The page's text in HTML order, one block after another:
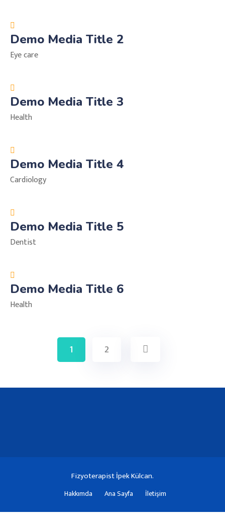
Demo Media Title 2
Eye care
Demo Media Title 3
Health
Demo Media Title 4
Cardiology
Demo Media Title 5
Dentist
Demo Media Title 6
Health
1 2
Fizyoterapist İpek Külcan.
Hakkımda Ana Sayfa İletişim